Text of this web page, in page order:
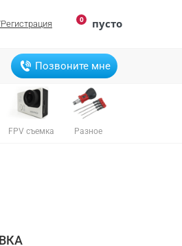
0 пусто
Регистрация
Позвоните мне
FPV съемка Разное